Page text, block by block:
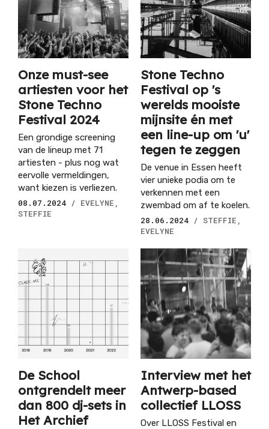
Onze must-see
artiesten voor het
Stone Techno
Festival 2024
Een grondige screening
van de lineup met 71
artiesten - plus nog wat
eervolle vermeldingen,
want kiezen is verliezen.
08.07.2024 / EVELYNE,
STEFFIE
Stone Techno
Festival op 's
werelds mooiste
mijnsite én met
een line-up om 'u'
tegen te zeggen
De venue in Essen heeft
vier unieke podia om te
verkennen met een
zwembad om af te koelen.
28.06.2024 / STEFFIE,
EVELYNE
De School
ontgrendelt meer
dan 800 dj-sets in
Het Archief
Interview met het
Antwerp-based
collectief LLOSS
Over LLOSS Festival en